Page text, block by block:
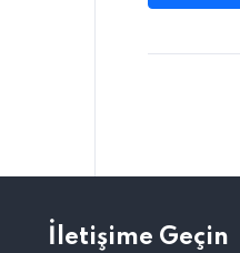
İletişime Geçin